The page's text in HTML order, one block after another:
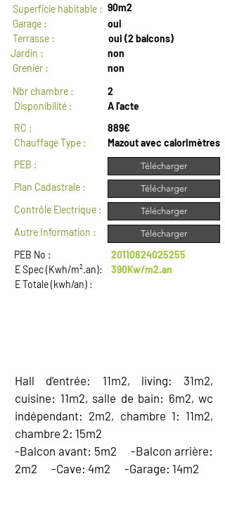
Superficie habitable : 90m2
Garage :
oui
Terrasse :
oui (2 balcons)
Jardin :
non
Grenier :
non
Nbr chambre :
2
Disponibilité :
A l'acte
RC :
889€
Chauffage Type :
Mazout avec calorimètres
PEB :
Télécharger
Plan Cadastrale : Télécharger
Contrôle Electrique : Télécharger
Autre Information : Télécharger
PEB No :
20110824025255
390Kw/m2.an
E Spec (Kwh/m².an):
E Totale (kwh/an) :
Hall d’entrée: 11m2, living: 31m2,
cuisine: 11m2, salle de bain: 6m2, wc
indépendant: 2m2, chambre 1: 11m2,
chambre 2: 15m2
-Balcon avant: 5m2 -Balcon arrière:
2m2 -Cave: 4m2 -Garage: 14m2